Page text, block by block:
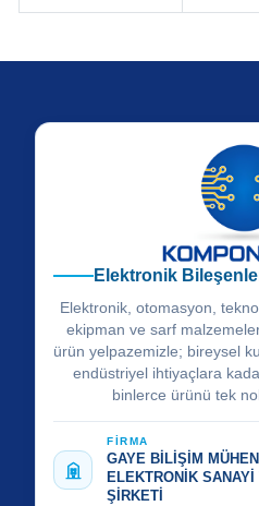
Elektronik
Elektronik, otomasyon,
ekipman ve sarf
ürün yelpazemizle; bireysel
endüstriyel ihtiyaçlara
binlerce ürünü tek
FİRMA
GAYE BİLİŞİM
ELEKTRONİK
ŞİRKETİ